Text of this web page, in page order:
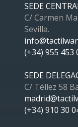
SEDE
C/ Carmen
Sevilla.
(+34) 955 453
SEDE
C/ Téllez 58
(+34) 910 30